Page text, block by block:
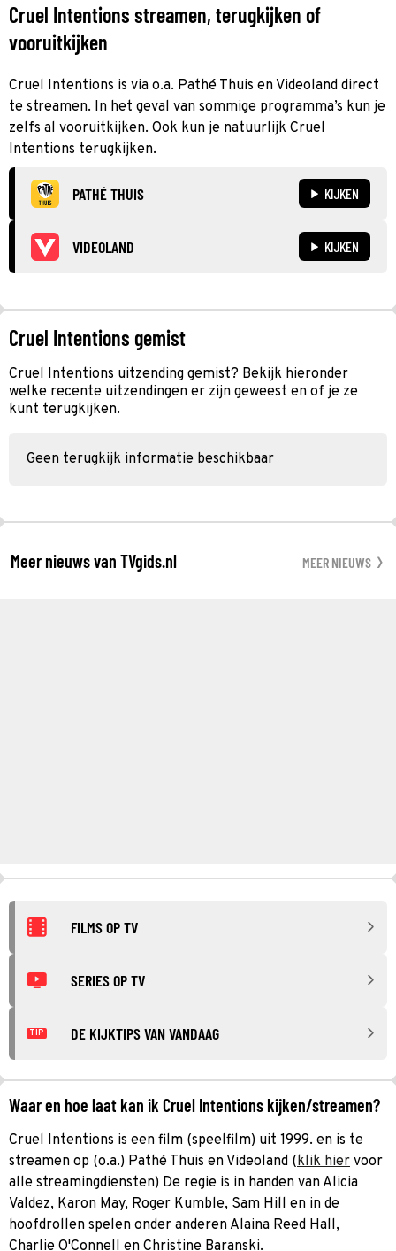
Cruel Intentions streamen, terugkijken of
vooruitkijken
Cruel Intentions is via o.a. Pathé Thuis en Videoland direct
te streamen. In het geval van sommige programma’s kun je
zelfs al vooruitkijken. Ook kun je natuurlijk Cruel
Intentions terugkijken.
PATHÉ THUIS KIJKEN
VIDEOLAND KIJKEN
Cruel Intentions gemist
Cruel Intentions uitzending gemist? Bekijk hieronder
welke recente uitzendingen er zijn geweest en of je ze
kunt terugkijken.
Geen terugkijk informatie beschikbaar
Meer nieuws van TVgids.nl MEER NIEUWS
FILMS OP TV
SERIES OP TV
TIP DE KIJKTIPS VAN VANDAAG
Waar en hoe laat kan ik Cruel Intentions kijken/streamen?
Cruel Intentions is een film (speelfilm) uit 1999. en is te
streamen op (o.a.) Pathé Thuis en Videoland (klik hier voor
alle streamingdiensten) De regie is in handen van Alicia
Valdez, Karon May, Roger Kumble, Sam Hill en in de
hoofdrollen spelen onder anderen Alaina Reed Hall,
Charlie O'Connell en Christine Baranski.